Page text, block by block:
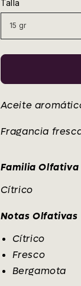
Talla
Aceite
Fragancia
Familia Olfativa
Cítrico
Notas Olfativas
Cítrico
Fresco
Bergamota